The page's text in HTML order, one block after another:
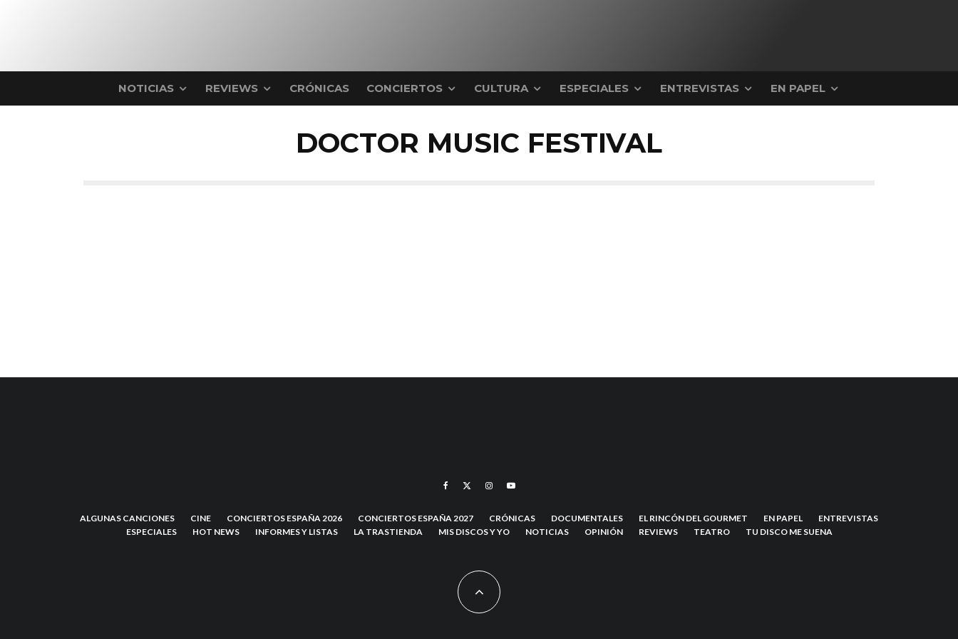
NOTICIAS REVIEWS CRÓNICAS CONCIERTOS CULTURA ESPECIALES ENTREVISTAS EN PAPEL
DOCTOR MUSIC FESTIVAL
ALGUNAS CANCIONES CINE CONCIERTOS ESPAÑA 2026 CONCIERTOS ESPAÑA 2027 CRÓNICAS DOCUMENTALES EL RINCÓN DEL GOURMET EN PAPEL
ENTREVISTAS
ESPECIALES
HOT NEWS INFORMES Y LISTAS LA TRASTIENDA MIS DISCOS Y YO NOTICIAS OPINIÓN REVIEWS TEATRO TU DISCO ME SUENA